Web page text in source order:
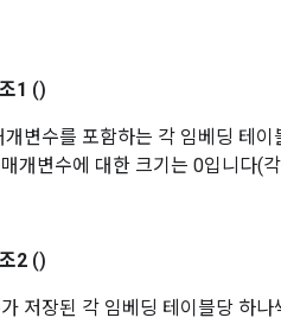
1 ()
변수를 포함하는 각 임베딩 테
개변수에 대한 크기는 0입니다(
2 ()
저장된 각 임베딩 테이블당 하